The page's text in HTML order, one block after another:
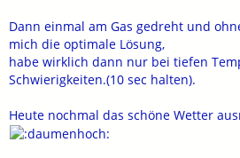
Dann einmal am Gas gedreht und
mich die optimale Lösung,
habe wirklich dann nur bei tiefen
Schwierigkeiten.(10 sec halten).
Heute nochmal das schöne Wetter